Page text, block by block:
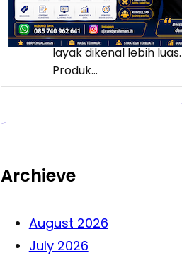
Lampung memiliki
banyak potensi yang
layak dikenal lebih luas.
Produk…
Archieve
August 2026
July 2026